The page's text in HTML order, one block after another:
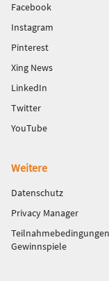
Facebook
Instagram
Pinterest
Xing News
LinkedIn
Twitter
YouTube
Weitere
Datenschutz
Privacy Manager
Gewinnspiele